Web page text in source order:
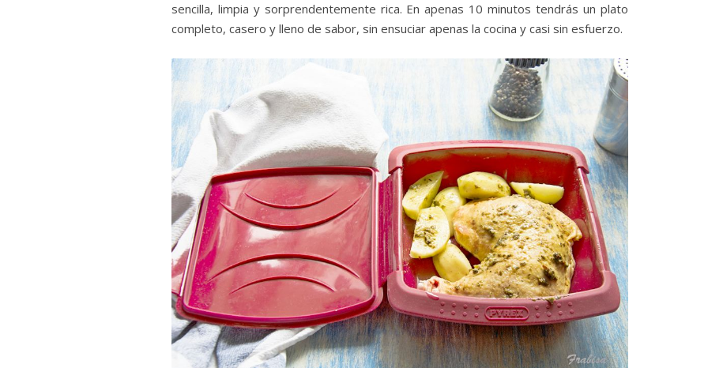
sencilla, limpia y sorprendentemente rica. En apenas 10 minutos tendrás un plato
completo, casero y lleno de sabor, sin ensuciar apenas la cocina y casi sin esfuerzo.